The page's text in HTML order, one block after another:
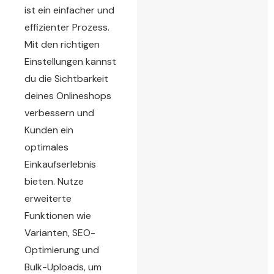
ist ein einfacher und
effizienter Prozess.
Mit den richtigen
Einstellungen kannst
du die Sichtbarkeit
deines Onlineshops
verbessern und
Kunden ein
optimales
Einkaufserlebnis
bieten. Nutze
erweiterte
Funktionen wie
Varianten, SEO-
Optimierung und
Bulk-Uploads, um